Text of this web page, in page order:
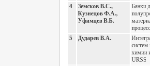
4
Земсков В.С.,
Кузнецов Ф.А.,
Уфимцев В.Б.
Банки
5
Дударев В.А.
систем
химии
URSS